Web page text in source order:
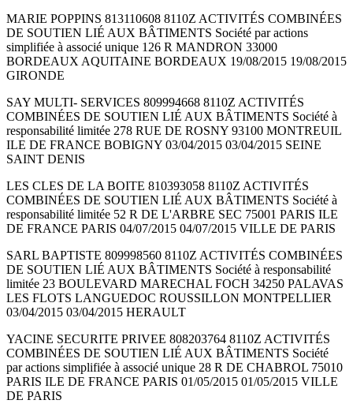
MARIE POPPINS 813110608 8110Z ACTIVITÉS COMBINÉES
DE SOUTIEN LIÉ AUX BÂTIMENTS Société par actions
simplifiée à associé unique 126 R MANDRON 33000
BORDEAUX AQUITAINE BORDEAUX 19/08/2015 19/08/2015
GIRONDE
SAY MULTI- SERVICES 809994668 8110Z ACTIVITÉS
COMBINÉES DE SOUTIEN LIÉ AUX BÂTIMENTS Société à
responsabilité limitée 278 RUE DE ROSNY 93100 MONTREUIL
ILE DE FRANCE BOBIGNY 03/04/2015 03/04/2015 SEINE
SAINT DENIS
LES CLES DE LA BOITE 810393058 8110Z ACTIVITÉS
COMBINÉES DE SOUTIEN LIÉ AUX BÂTIMENTS Société à
responsabilité limitée 52 R DE L'ARBRE SEC 75001 PARIS ILE
DE FRANCE PARIS 04/07/2015 04/07/2015 VILLE DE PARIS
SARL BAPTISTE 809998560 8110Z ACTIVITÉS COMBINÉES
DE SOUTIEN LIÉ AUX BÂTIMENTS Société à responsabilité
limitée 23 BOULEVARD MARECHAL FOCH 34250 PALAVAS
LES FLOTS LANGUEDOC ROUSSILLON MONTPELLIER
03/04/2015 03/04/2015 HERAULT
YACINE SECURITE PRIVEE 808203764 8110Z ACTIVITÉS
COMBINÉES DE SOUTIEN LIÉ AUX BÂTIMENTS Société
par actions simplifiée à associé unique 28 R DE CHABROL 75010
PARIS ILE DE FRANCE PARIS 01/05/2015 01/05/2015 VILLE
DE PARIS